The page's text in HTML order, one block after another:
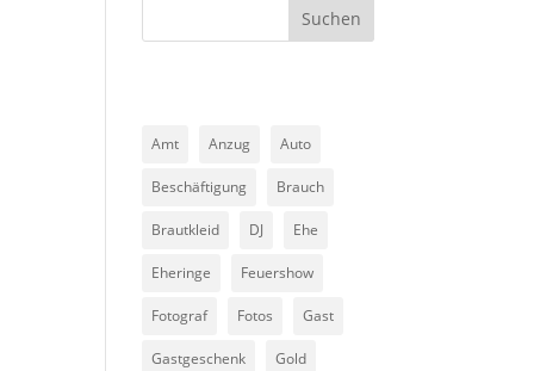
Suchen
Amt Anzug Auto
Beschäftigung Brauch
Brautkleid DJ Ehe
Eheringe Feuershow
Fotograf Fotos Gast
Gastgeschenk Gold